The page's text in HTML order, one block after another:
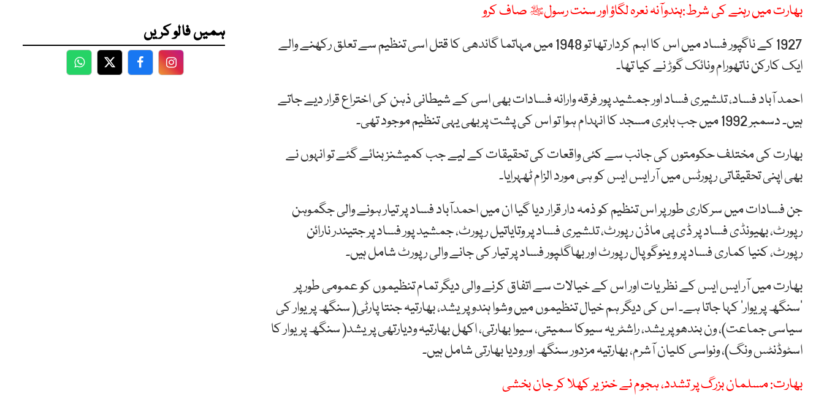
بھارت میں رہنے کی شرط:ہندوآنہ نعرہ لگاؤ اور سنت رسولﷺ صاف کرو
1927 کے ناگپور فساد میں اس کا اہم کردار تھا تو 1948 میں مہاتما گاندھی کا قتل اسی تنظیم سے تعلق رکھنے والے
ایک کارکن ناتھورام ونائک گوڑ نے کیا تھا۔
احمد آباد فساد، تلشیری فساد اور جمشید پور فرقہ وارانہ فسادات بھی اسی کے شیطانی ذہن کی اختراع قرار دیے جاتے
ہیں۔ دسمبر 1992 میں جب بابری مسجد کا انہدام ہوا تو اس کی پشت پربھی یہی تنظیم موجود تھی۔
بھارت کی مختلف حکومتوں کی جانب سے کئی واقعات کی تحقیقات کے لیے جب کمیشنز بنائے گئے تو انہوں نے
بھی اپنی تحقیقاتی رپورٹس میں آر ایس ایس کو ہی مورد الزام ٹھہرایا۔
جن فسادات میں سرکاری طور پر اس تنظیم کو ذمہ دار قرار دیا گیا ان میں احمدآباد فساد پر تیار ہونے والی جگموہن
رپورٹ، بھیونڈی فساد پر ڈی پی ماڈن رپورٹ، تلشیری فساد پر وتایاتیل رپورٹ، جمشید پور فساد پر جتیندر نارائن
رپورٹ، کنیا کماری فساد پر وینوگوپال رپورٹ اور بھاگلپور فساد پر تیار کی جانے والی رپورٹ شامل ہیں۔
بھارت میں آر ایس ایس کے نظریات اور اس کے خیالات سے اتفاق کرنے والی دیگر تمام تنظیموں کو عمومی طور پر
’سنگھ پریوار‘ کہا جاتا ہے۔ اس کی دیگر ہم خیال تنظیموں میں وشوا ہندو پریشد، بھارتیہ جنتا پارٹی( سنگھ پریوار کی
سیاسی جماعت)، ون بندھو پریشد، راشٹریہ سیوکا سمیتی، سیوا بھارتی، اکھل بھارتیہ ودیارتھی پریشد( سنگھ پریوار کا
اسٹوڈنٹس ونگ)، ونواسی کلیان آشرم، بھارتیہ مزدور سنگھ اور ودیا بھارتی شامل ہیں۔
بھارت: مسلمان بزرگ پر تشدد، ہجوم نے خنزیر کھلا کر جان بخشی
ہمیں فالو کریں
WhatsApp
TwitterFacebookFacebook